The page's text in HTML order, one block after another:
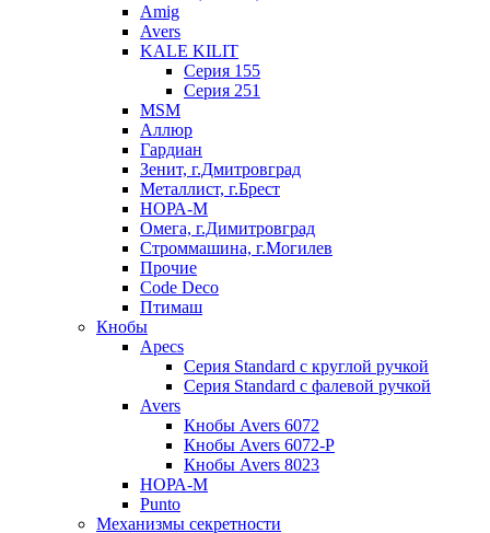
Amig
Avers
KALE KILIT
Серия 155
Серия 251
MSM
Аллюр
Гардиан
Зенит, г.Дмитровград
Металлист, г.Брест
НОРА-М
Омега, г.Димитровград
Строммашина, г.Могилев
Прочие
Code Deco
Птимаш
Кнобы
Apecs
Серия Standard с круглой ручкой
Серия Standard с фалевой ручкой
Avers
Кнобы Avers 6072
Кнобы Avers 6072-P
Кнобы Avers 8023
НОРА-М
Punto
Механизмы секретности